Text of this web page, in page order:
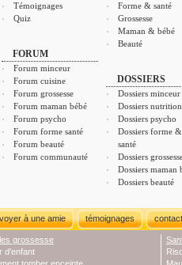
Témoignages
Quiz
FORUM
Forum minceur
Forum cuisine
Forum grossesse
Forum maman bébé
Forum psycho
Forum forme santé
Forum beauté
Forum communauté
Forme & santé
Grossesse
Maman & bébé
Beauté
DOSSIERS
Dossiers minceur
Dossiers nutrition
Dossiers psycho
Dossiers forme &
santé
Dossiers
Dossiers maman
Dossiers beauté
à une amie témoignages contact
grossesse
d'enfant